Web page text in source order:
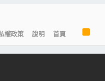
權政策 說明 首頁
R
S
S